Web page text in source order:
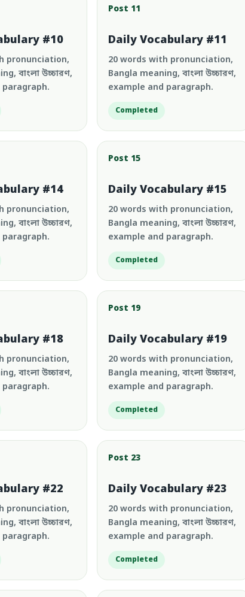
#10
pronunciation,
বাংলা উচ্চারণ,
Post 11
Daily Vocabulary #11
20 words with pronunciation,
Bangla meaning, বাংলা উচ্চারণ,
example and paragraph.
Completed
#14
pronunciation,
বাংলা উচ্চারণ,
Post 15
Daily Vocabulary #15
20 words with pronunciation,
Bangla meaning, বাংলা উচ্চারণ,
example and paragraph.
Completed
#18
pronunciation,
বাংলা উচ্চারণ,
Post 19
Daily Vocabulary #19
20 words with pronunciation,
Bangla meaning, বাংলা উচ্চারণ,
example and paragraph.
Completed
#22
pronunciation,
বাংলা উচ্চারণ,
Post 23
Daily Vocabulary #23
20 words with pronunciation,
Bangla meaning, বাংলা উচ্চারণ,
example and paragraph.
Completed